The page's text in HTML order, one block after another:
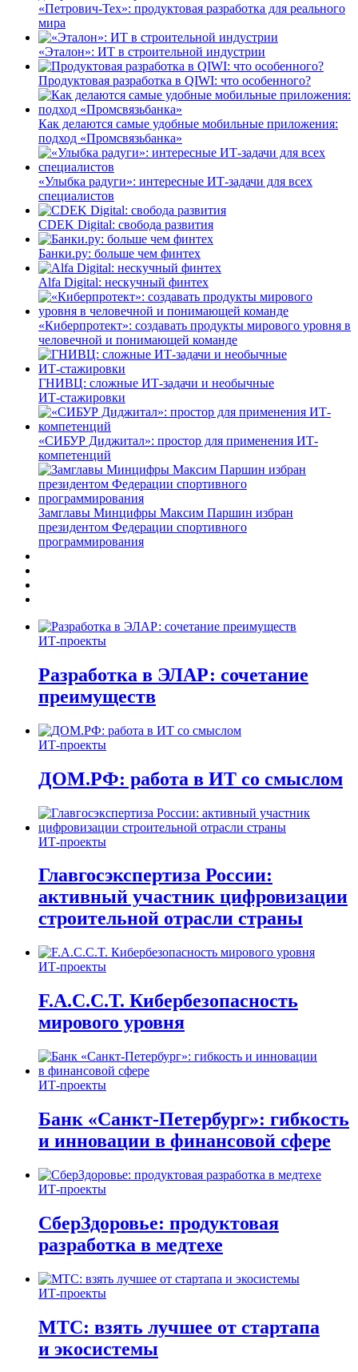
«Петрович-Тех»: продуктовая разработка для реального
мира
«Эталон»: ИТ в строительной индустрии
Продуктовая разработка в QIWI: что особенного?
Как делаются самые удобные мобильные приложения:
подход «Промсвязьбанка»
«Улыбка радуги»: интересные ИТ-задачи для всех
специалистов
CDEK Digital: свобода развития
Банки.ру: больше чем финтех
Alfa Digital: нескучный финтех
«Киберпротект»: создавать продукты мирового уровня в
человечной и понимающей команде
ГНИВЦ: сложные ИТ‑задачи и необычные
ИТ‑стажировки
«СИБУР Диджитал»: простор для применения ИТ-
компетенций
Замглавы Минцифры Максим Паршин избран
президентом Федерации спортивного
программирования
ИТ-проекты
Разработка в ЭЛАР: сочетание
преимуществ
ИТ-проекты
ДОМ.РФ: работа в ИТ со смыслом
ИТ-проекты
Главгосэкспертиза России:
активный участник цифровизации
строительной отрасли страны
ИТ-проекты
F.A.C.C.T. Кибербезопасность
мирового уровня
ИТ-проекты
Банк «Санкт-Петербург»: гибкость
и инновации в финансовой сфере
ИТ-проекты
СберЗдоровье: продуктовая
разработка в медтехе
ИТ-проекты
МТС: взять лучшее от стартапа
и экосистемы